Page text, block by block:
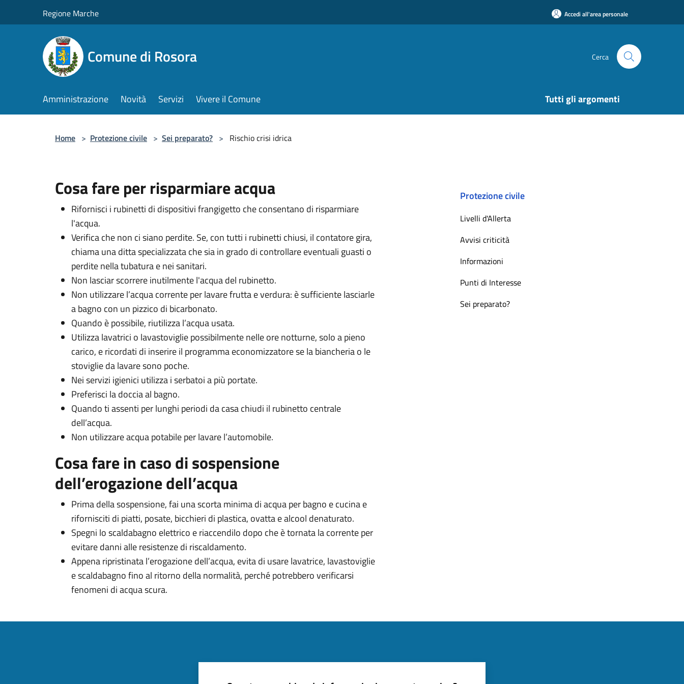
Regione Marche Accedi all'area personale
Comune di Rosora Cerca
Amministrazione Novità Servizi Vivere il Comune Tutti gli argomenti
Home > Protezione civile > Sei preparato? > Rischio crisi idrica
Cosa fare per risparmiare acqua
Rifornisci i rubinetti di dispositivi frangigetto che consentano di risparmiare
l'acqua.
Verifica che non ci siano perdite. Se, con tutti i rubinetti chiusi, il contatore gira,
chiama una ditta specializzata che sia in grado di controllare eventuali guasti o
perdite nella tubatura e nei sanitari.
Non lasciar scorrere inutilmente l'acqua del rubinetto.
Non utilizzare l’acqua corrente per lavare frutta e verdura: è sufficiente lasciarle
a bagno con un pizzico di bicarbonato.
Quando è possibile, riutilizza l’acqua usata.
Utilizza lavatrici o lavastoviglie possibilmente nelle ore notturne, solo a pieno
carico, e ricordati di inserire il programma economizzatore se la biancheria o le
stoviglie da lavare sono poche.
Nei servizi igienici utilizza i serbatoi a più portate.
Preferisci la doccia al bagno.
Quando ti assenti per lunghi periodi da casa chiudi il rubinetto centrale
dell’acqua.
Non utilizzare acqua potabile per lavare l’automobile.
Cosa fare in caso di sospensione
dell’erogazione dell’acqua
Prima della sospensione, fai una scorta minima di acqua per bagno e cucina e
rifornisciti di piatti, posate, bicchieri di plastica, ovatta e alcool denaturato.
Spegni lo scaldabagno elettrico e riaccendilo dopo che è tornata la corrente per
evitare danni alle resistenze di riscaldamento.
Appena ripristinata l’erogazione dell’acqua, evita di usare lavatrice, lavastoviglie
e scaldabagno fino al ritorno della normalità, perché potrebbero verificarsi
fenomeni di acqua scura.
Protezione civile
Livelli d'Allerta
Avvisi criticità
Informazioni
Punti di Interesse
Sei preparato?